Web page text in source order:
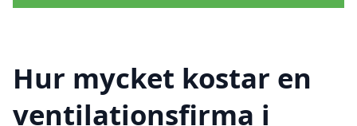
Hur mycket kostar en
ventilationsfirma i